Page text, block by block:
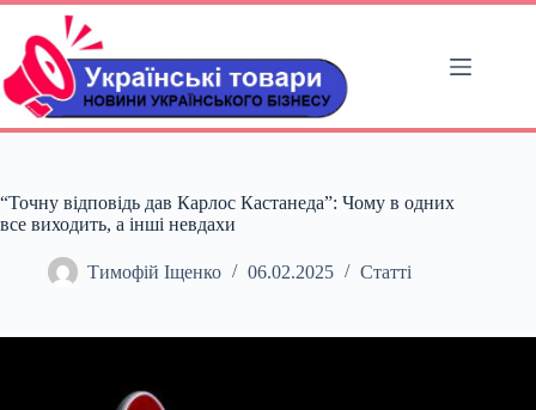
Перейти
вмісту
“Точну відповідь дав Карлос Кастанеда”: Чому в одних
все виходить, а інші невдахи
Тимофій Іщенко 06.02.2025 Статті